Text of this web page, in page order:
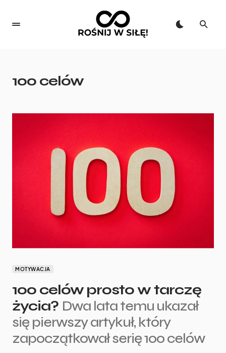
100 celów
MOTYWACJA
100 celów prosto w tarczę
życia? Dwa lata temu ukazał
się pierwszy artykuł, który
zapoczątkował serię 100 celów